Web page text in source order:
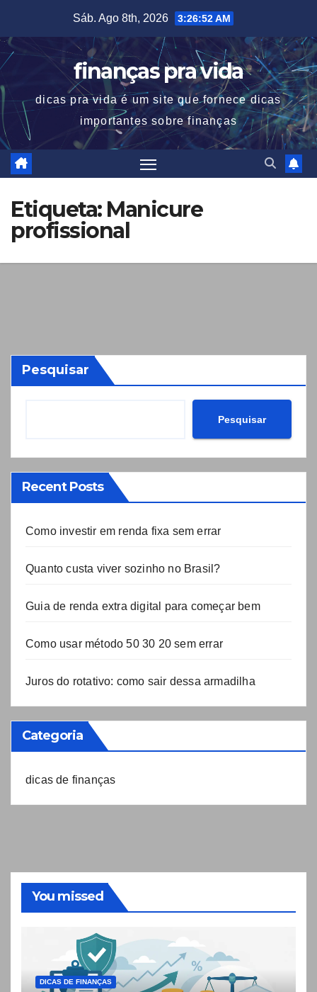
content
Sáb. Ago 8th, 2026 3:26:52 AM
finanças pra vida
dicas pra vida é um site que fornece dicas
importantes sobre finanças
Etiqueta: Manicure
profissional
Pesquisar
Pesquisar
Recent Posts
Como investir em renda fixa sem errar
Quanto custa viver sozinho no Brasil?
Guia de renda extra digital para começar bem
Como usar método 50 30 20 sem errar
Juros do rotativo: como sair dessa armadilha
Categoria
dicas de finanças
You missed
DICAS DE FINANÇAS